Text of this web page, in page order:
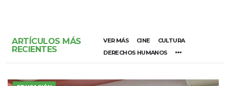
ARTÍCULOS MÁS
RECIENTES
VER MÁS CINE
CULTURA
DERECHOS HUMANOS